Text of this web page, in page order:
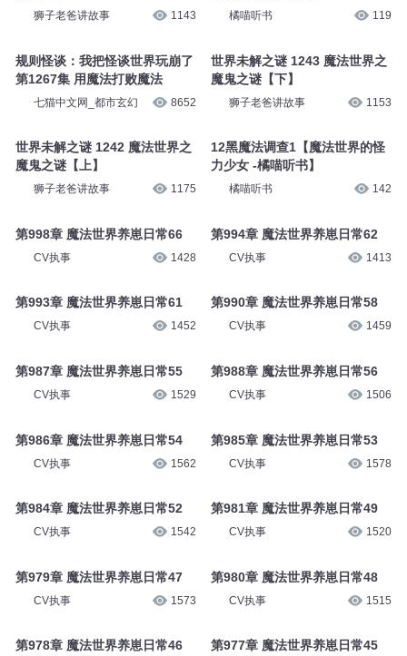
狮子老爸讲故事 1143
规则怪谈：我把怪谈世界玩崩了
第1267集 用魔法打败魔法
七猫中文网_都市玄幻 8652
世界未解之谜 1242 魔法世界之
魔鬼之谜【上】
狮子老爸讲故事 1175
第998章 魔法世界养崽日常66
CV执事 1428
第993章 魔法世界养崽日常61
CV执事 1452
第987章 魔法世界养崽日常55
CV执事 1529
第986章 魔法世界养崽日常54
CV执事 1562
第984章 魔法世界养崽日常52
CV执事 1542
第979章 魔法世界养崽日常47
CV执事 1573
第978章 魔法世界养崽日常46
橘喵听书 119
世界未解之谜 1243 魔法世界之
魔鬼之谜【下】
狮子老爸讲故事 1153
12黑魔法调查1【魔法世界的怪
力少女 -橘喵听书】
橘喵听书 142
第994章 魔法世界养崽日常62
CV执事 1413
第990章 魔法世界养崽日常58
CV执事 1459
第988章 魔法世界养崽日常56
CV执事 1506
第985章 魔法世界养崽日常53
CV执事 1578
第981章 魔法世界养崽日常49
CV执事 1520
第980章 魔法世界养崽日常48
CV执事 1515
第977章 魔法世界养崽日常45